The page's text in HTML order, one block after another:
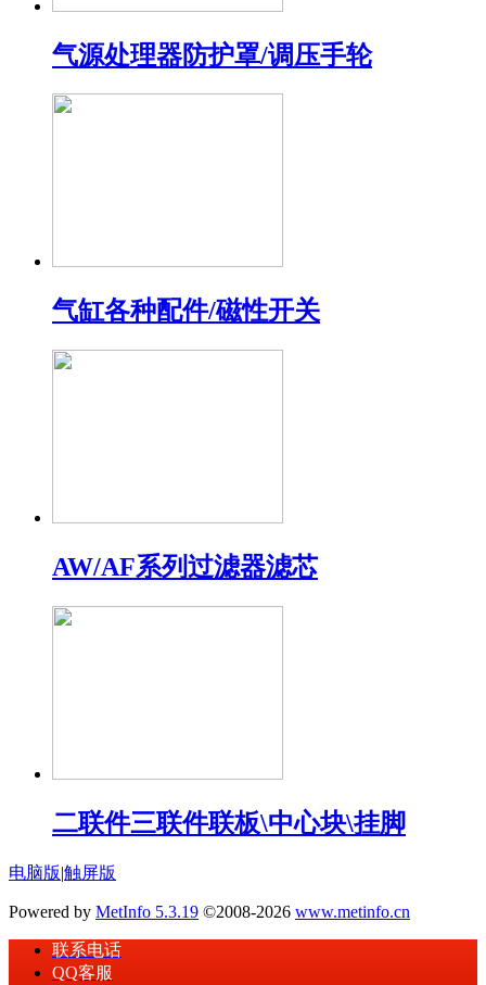
气源处理器防护罩/调压手轮
气缸各种配件/磁性开关
AW/AF系列过滤器滤芯
二联件三联件联板\中心块\挂脚
电脑版|触屏版
Powered by MetInfo 5.3.19 ©2008-2026 www.metinfo.cn
联系电话
QQ客服